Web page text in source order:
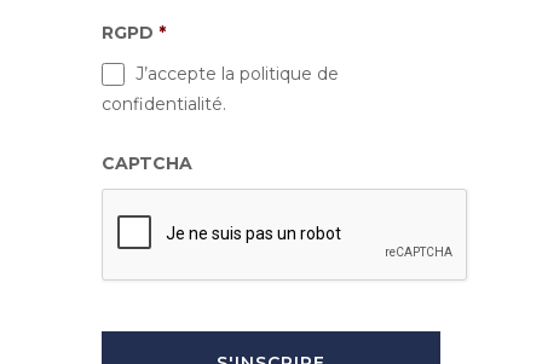
RGPD *
J’accepte la politique de
confidentialité.
CAPTCHA